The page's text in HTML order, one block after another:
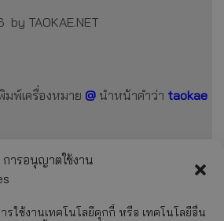
การอนุญาตใช้งาน
รใช้งานเทคโนโลยีคุกกี้ หรือ เทคโนโลยีอื่น
TAOKAE.NET
มพ์เครื่องหมาย @ นำหน้าคำว่า taokae
099-131-3129